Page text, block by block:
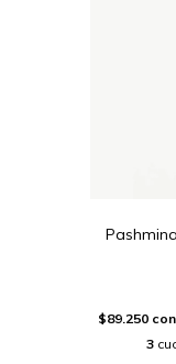
$89.250 con
3